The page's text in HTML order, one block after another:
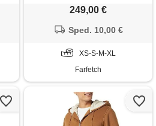
lente - toni neutri
249,00 €
Sped. 10,00 €
XS-S-M-XL
Farfetch